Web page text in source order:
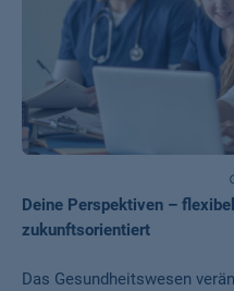
Deine Perspektiven –
zukunftsorientiert
Das Gesundheitswesen